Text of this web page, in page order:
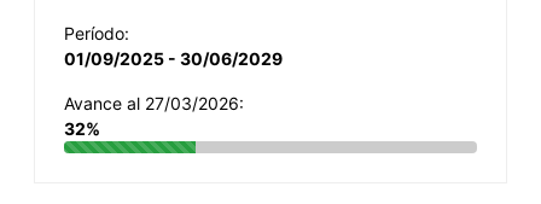
Período:
01/09/2025 - 30/06/2029
Avance al 27/03/2026:
32%